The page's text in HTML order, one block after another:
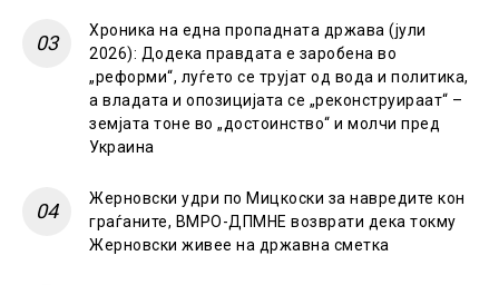
Хроника на една пропадната држава (јули
2026): Додека правдата е заробена во
„реформи“, луѓето се трујат од вода и политика,
а владата и опозицијата се „реконструираат“ –
земјата тоне во „достоинство“ и молчи пред
Украина
Жерновски удри по Мицкоски за навредите кон
граѓаните, ВМРО-ДПМНЕ возврати дека токму
Жерновски живее на државна сметка